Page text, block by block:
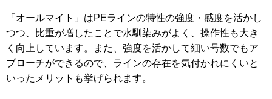
「オールマイト」はPEラインの特性の強度・感度を活かし
つつ、比重が増したことで水馴染みがよく、操作性も大き
く向上しています。また、強度を活かして細い号数でもア
プローチができるので、ラインの存在を気付かれにくいと
いったメリットも挙げられます。